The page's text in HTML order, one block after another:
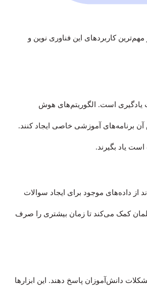
کاربردهای این فناوری نوین و
یادگیری است. الگوریتم‌های هوش
برنامه‌های آموزشی خاصی ایجاد کنند.
یاد بگیرند.
داده‌های موجود برای ایجاد سوالات
کمک می‌کند تا زمان بیشتری را صرف
دانش‌آموزان پاسخ دهند. این ابزارها